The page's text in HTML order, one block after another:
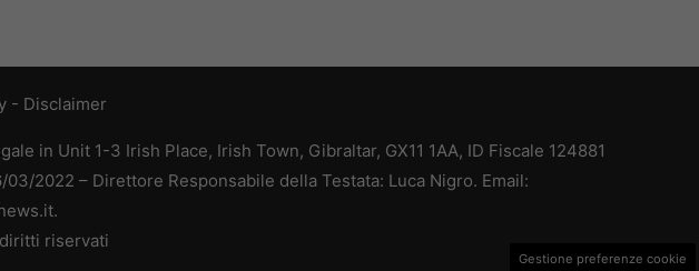
- Disclaimer
in Unit 1-3 Irish Place, Irish Town, Gibraltar, GX11 1AA, ID Fiscale 124881
2022 – Direttore Responsabile della Testata: Luca Nigro. Email:
riservati
Gestione preferenze cookie